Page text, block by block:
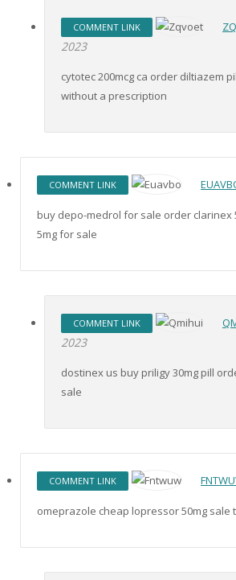
COMMENT LINK
2023
cytotec 200mcg ca order diltiazem
without a prescription
COMMENT LINK
buy depo-medrol for sale order clarinex
5mg for sale
COMMENT LINK
2023
dostinex us buy priligy 30mg pill
sale
COMMENT LINK
omeprazole cheap lopressor 50mg sale